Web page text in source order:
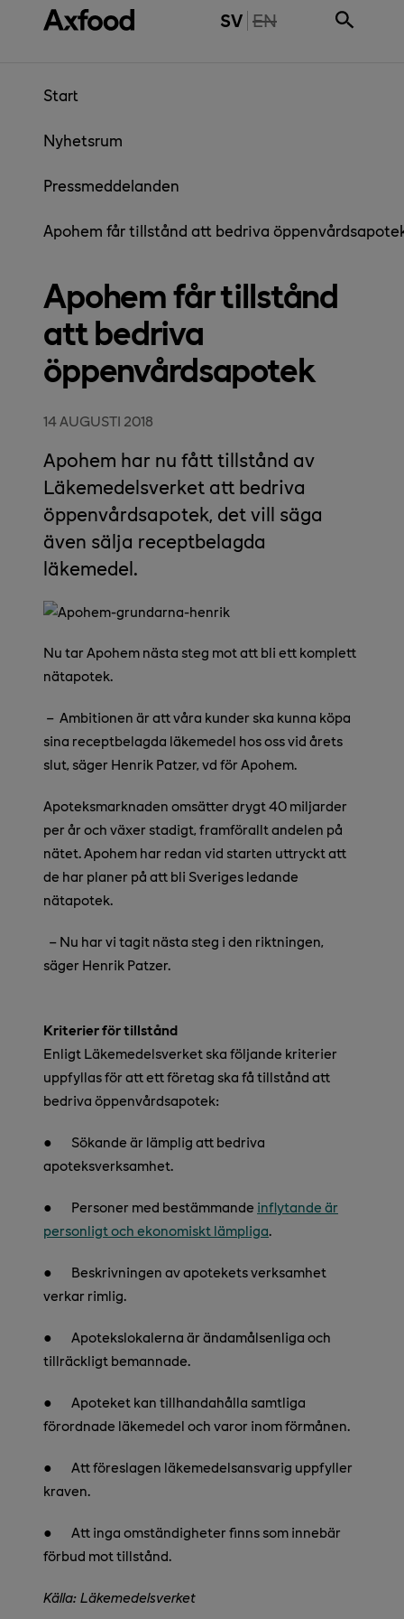
Gå direkt till innehåll SV THE PAGE IS NOT
EN
Start
Nyhetsrum
Pressmeddelanden
Apohem får tillstånd att bedriva
Apohem får tillstånd
att bedriva
öppenvårdsapotek
14 AUGUSTI 2018
Apohem har nu fått tillstånd av
Läkemedelsverket att bedriva
öppenvårdsapotek, det vill säga
även sälja receptbelagda
läkemedel.
Nu tar Apohem nästa steg mot att bli ett komplett
nätapotek.
– Ambitionen är att våra kunder ska kunna köpa
sina receptbelagda läkemedel hos oss vid årets
slut, säger Henrik Patzer, vd för Apohem.
Apoteksmarknaden omsätter drygt 40 miljarder
per år och växer stadigt, framförallt andelen på
nätet. Apohem har redan vid starten uttryckt att
de har planer på att bli Sveriges ledande
nätapotek.
– Nu har vi tagit nästa steg i den riktningen,
säger Henrik Patzer.
Kriterier för tillstånd
Enligt Läkemedelsverket ska följande kriterier
uppfyllas för att ett företag ska få tillstånd att
bedriva öppenvårdsapotek:
●
Sökande är lämplig att bedriva
apoteksverksamhet.
● Personer med bestämmande inflytande är
personligt och ekonomiskt lämpliga.
●
Beskrivningen av apotekets verksamhet
verkar rimlig.
●
Apotekslokalerna är ändamålsenliga och
tillräckligt bemannade.
●
Apoteket kan tillhandahålla samtliga
förordnade läkemedel och varor inom förmånen.
●
Att föreslagen läkemedelsansvarig uppfyller
kraven.
●
Att inga omständigheter finns som innebär
förbud mot tillstånd.
Källa: Läkemedelsverket